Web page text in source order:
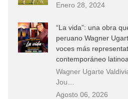
Enero 28, 2024
“La vida”: una obra
peruano Wagner
voces más
contemporáneo
Wagner Ugarte
Jou…
Agosto 06, 2026